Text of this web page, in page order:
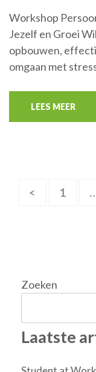
Workshop
Jezelf en Groei
opbouwen,
omgaan met
LEES MEER
Berichten
< Pagina
1
Zoeken
Laatste